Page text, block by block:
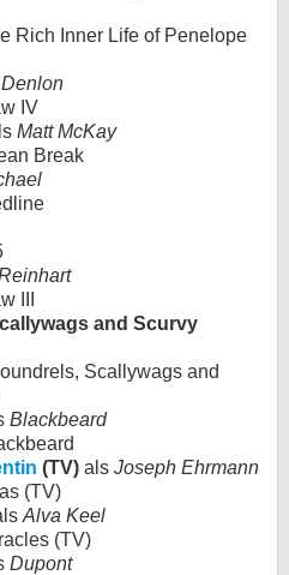
Rich Inner Life of Penelope
IV
Matt McKay
Break
III
and Scurvy
Scallywags and
Blackbeard
(TV) als Joseph Ehrmann
(TV)
Alva Keel
(TV)
Dupont